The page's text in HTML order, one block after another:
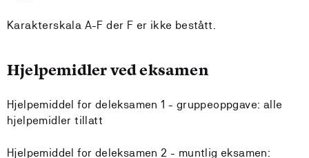
Karakterskala A-F der F er ikke bestått.
Hjelpemidler ved eksamen
Hjelpemiddel for deleksamen 1 - gruppeoppgave: alle
hjelpemidler tillatt
Hjelpemiddel for deleksamen 2 - muntlig eksamen: